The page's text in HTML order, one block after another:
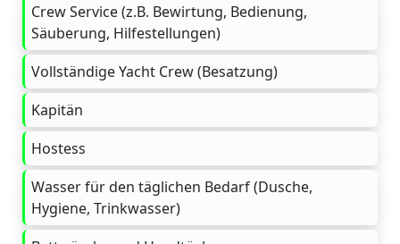
Crew Service (z.B. Bewirtung, Bedienung,
Säuberung, Hilfestellungen)
Vollständige Yacht Crew (Besatzung)
Kapitän
Hostess
Wasser für den täglichen Bedarf (Dusche,
Hygiene, Trinkwasser)